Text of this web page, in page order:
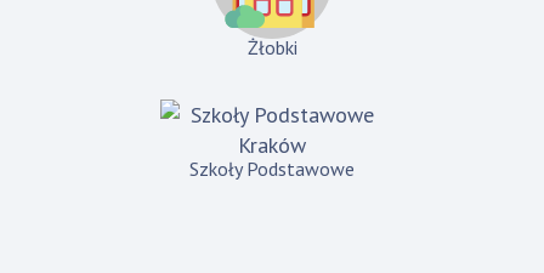
Żłobki
Szkoły Podstawowe